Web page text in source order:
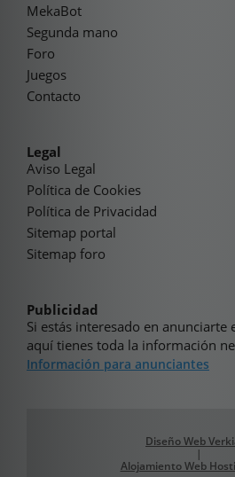
MekaBot
Segunda mano
Foro
Juegos
Contacto
Legal
Aviso Legal
Política de Cookies
Política de Privacidad
Sitemap portal
Sitemap foro
Publicidad
Si estás interesado en anunciarte
aquí tienes toda la información
Información para anunciantes
Diseño Web
|
Alojamiento Web